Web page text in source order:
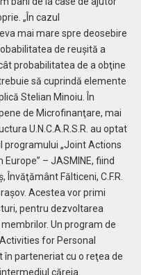
„În cazul
mai mare spre deosebire
de reuşită a
probabilitatea de a obţine
să cuprindă elemente
Stelian Minoiu. În
de Microfinanţare, mai
U.N.C.A.R.S.R. au optat
„Joint Actions
– JASMINE, fiind
Învăţământ Fălticeni, C.F.R.
Acestea vor primi
pentru dezvoltarea
Un program de
for Personal
în parteneriat cu o reţea de
căreia